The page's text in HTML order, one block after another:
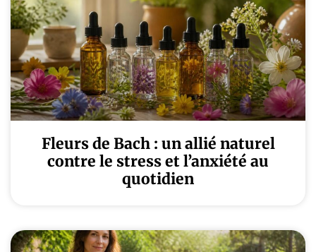
Fleurs de Bach : un allié naturel
contre le stress et l’anxiété au
quotidien